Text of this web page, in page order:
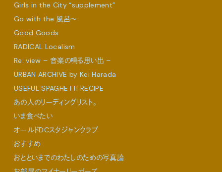
Girls in the City “supplement”
Go with the 風呂〜
Good Goods
RADICAL Localism
Re: view – 音楽の鳴る思い出 –
URBAN ARCHIVE by Kei Harada
USEFUL SPAGHETTI RECIPE
あの人のリーディングリスト。
いま食べたい
オールドDCスタジャンクラブ
おすすめ
おとといまでのわたしのための写真論